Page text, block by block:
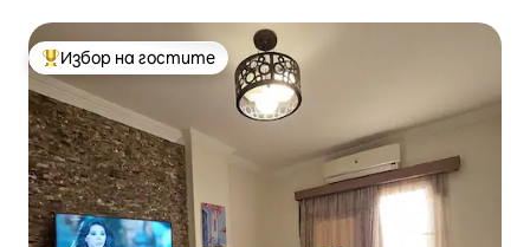
Най-популярен избор на гостите
Избор на гостите